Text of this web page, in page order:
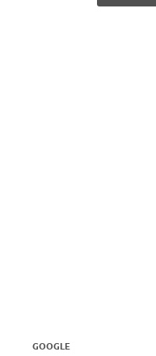
GOOGLE